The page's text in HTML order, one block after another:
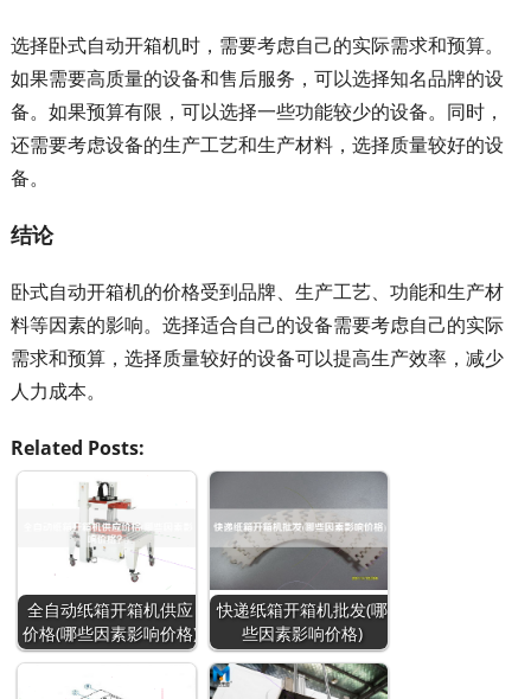
选择卧式自动开箱机时，需要考虑自己的实际需求和预算。
如果需要高质量的设备和售后服务，可以选择知名品牌的设
备。如果预算有限，可以选择一些功能较少的设备。同时，
还需要考虑设备的生产工艺和生产材料，选择质量较好的设
备。
结论
卧式自动开箱机的价格受到品牌、生产工艺、功能和生产材
料等因素的影响。选择适合自己的设备需要考虑自己的实际
需求和预算，选择质量较好的设备可以提高生产效率，减少
人力成本。
Related Posts:
全自动纸箱开箱机供应
价格(哪些因素影响价格)
快递纸箱开箱机批发(哪
些因素影响价格)